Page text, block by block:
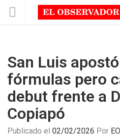
San Luis
fórmulas pero
debut frente a
Copiapó
Publicado el 02/02/2026 Por EO